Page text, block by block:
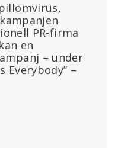
PR-firma
en
– under
Everybody” –